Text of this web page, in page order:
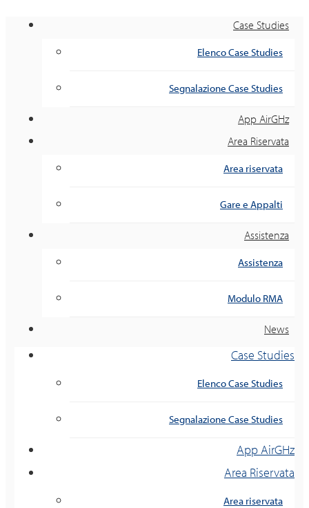
Case Studies
Elenco Case Studies
Segnalazione Case Studies
App AirGHz
Area Riservata
Area riservata
Gare e Appalti
Assistenza
Assistenza
Modulo RMA
News
Case Studies
Elenco Case Studies
Segnalazione Case Studies
App AirGHz
Area Riservata
Area riservata